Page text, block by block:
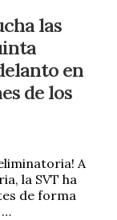
las
en
de los
A
la SVT ha
de forma
…